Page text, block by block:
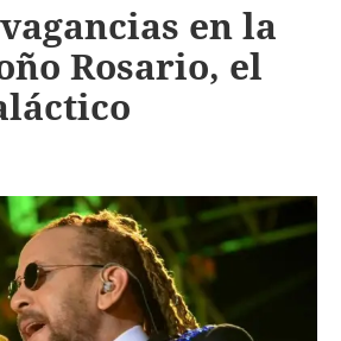
en la
Rosario, el